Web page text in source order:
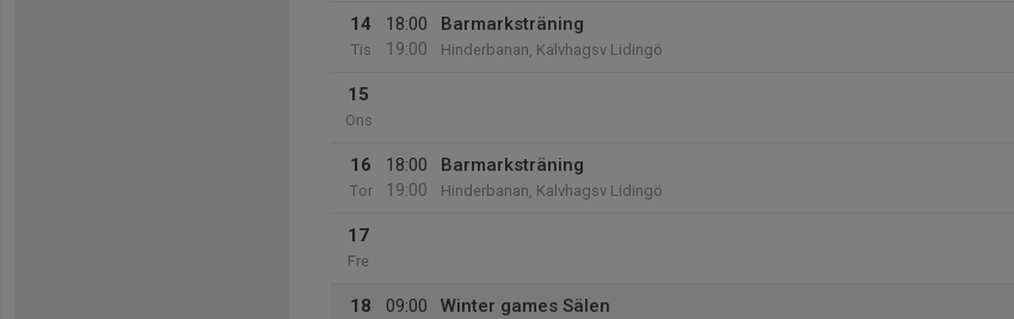
14
Tis
18:00
19:00
Barmarksträning
Hinderbanan, Kalvhagsv Lidingö
15
Ons
16
Tor
18:00
19:00
Barmarksträning
Hinderbanan, Kalvhagsv Lidingö
17
Fre
18
09:00
Winter games Sälen